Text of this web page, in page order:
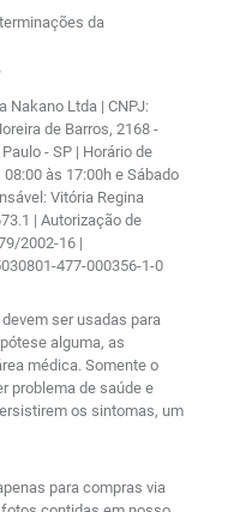
da
Nakano Ltda | CNPJ:
de Barros, 2168 -
- SP | Horário de
às 17:00h e Sábado
Vitória Regina
| Autorização de
2002-16 |
477-000356-1-0
ser usadas para
alguma, as
médica. Somente o
problema de saúde e
os sintomas, um
para compras via